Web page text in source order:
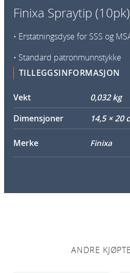
S
0
0
0
0
p
k
a
n
t
l
Finixa Spraytip (10pk)
• Erstatningsdyse for SSS og
• Standard patronmunnstykke
TILLEGGSINFORMASJON
Vekt
0,032 kg
Dimensjoner
14,5 × 20
Merke Finixa
ANDRE